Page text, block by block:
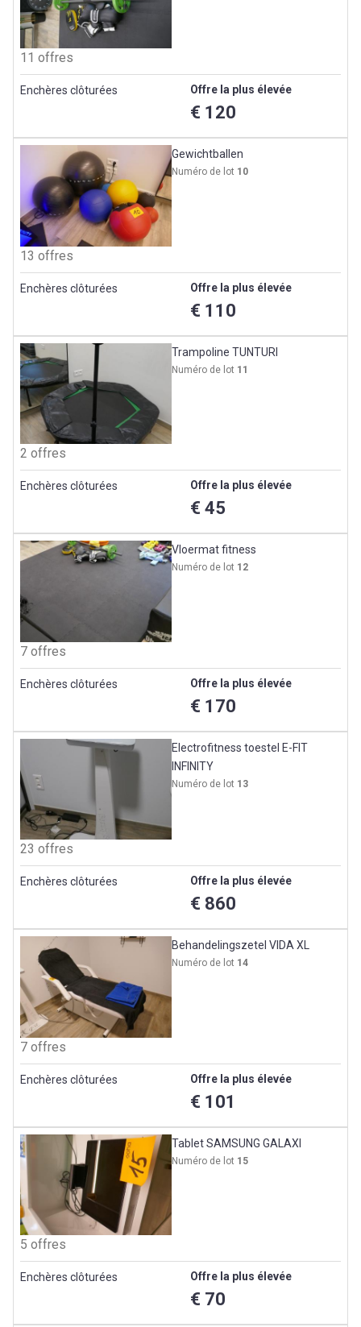
11 offres
Enchères clôturées Offre la plus élevée
€ 120
Gewichtballen
Numéro de lot 10
13 offres
Enchères clôturées Offre la plus élevée
€ 110
Trampoline TUNTURI
Numéro de lot 11
2 offres
Enchères clôturées Offre la plus élevée
€ 45
Vloermat fitness
Numéro de lot 12
7 offres
Enchères clôturées Offre la plus élevée
€ 170
Electrofitness toestel E-FIT
INFINITY
Numéro de lot 13
23 offres
Enchères clôturées Offre la plus élevée
€ 860
Behandelingszetel VIDA XL
Numéro de lot 14
7 offres
Enchères clôturées Offre la plus élevée
€ 101
Tablet SAMSUNG GALAXI
Numéro de lot 15
5 offres
Enchères clôturées Offre la plus élevée
€ 70